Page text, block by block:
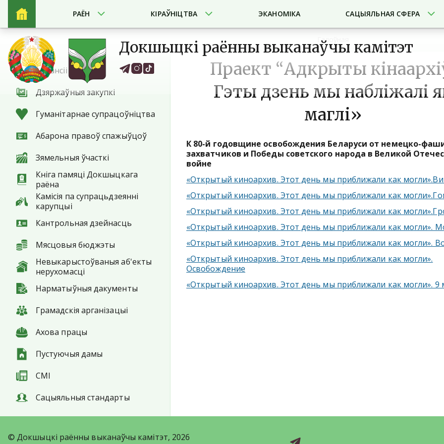
РАЁН КІРАЎНІЦТВА ЭКАНОМІКА САЦЫЯЛЬНАЯ СФЕРА
Докшыцкі раённы выканаўчы камітэт
Галоўная
Вакансіі
Дзяржаўныя закупкі
Гуманітарнае супрацоўніцтва
Абарона правоў спажыўцоў
Зямельныя ўчасткі
Кніга памяці Докшыцкага
раёна
Камісія па супрацьдзеянні
карупцыі
Кантрольная дзейнасць
Мясцовыя бюджэты
Невыкарыстоўваныя аб'екты
нерухомасці
Нарматыўныя дакументы
Грамадскія арганізацыі
Ахова працы
Пустуючыя дамы
СМІ
Сацыяльныя стандарты
Праект “Адкрыты
Гэты дзень мы набліжалі
маглі»
К 80-й годовщине освобождения Беларуси от немецко-
захватчиков и Победы советского народа в Великой
войне
«Открытый киноархив. Этот день мы приближали как
«Открытый киноархив. Этот день мы приближали как
«Открытый киноархив. Этот день мы приближали как
«Открытый киноархив. Этот день мы приближали как могли».
«Открытый киноархив. Этот день мы приближали как могли».
«Открытый киноархив. Этот день мы приближали как могли».
Освобождение
«Открытый киноархив. Этот день мы приближали как могли». 9
© Докшыцкі раённы выканаўчы камітэт, 2026